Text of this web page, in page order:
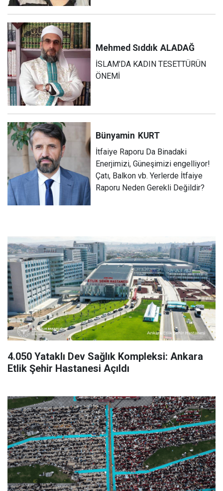
Mehmed Sıddık ALADAĞ
İSLAM'DA KADIN TESETTÜRÜN
ÖNEMİ
Bünyamin KURT
İtfaiye Raporu Da Binadaki
Enerjimizi, Güneşimizi engelliyor!
Çatı, Balkon vb. Yerlerde İtfaiye
Raporu Neden Gerekli Değildir?
4.050 Yataklı Dev Sağlık Kompleksi: Ankara
Etlik Şehir Hastanesi Açıldı